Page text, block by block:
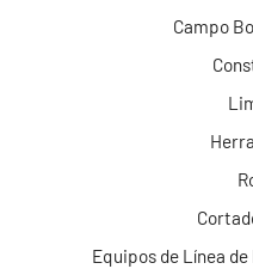
Campo
Equipos de Línea